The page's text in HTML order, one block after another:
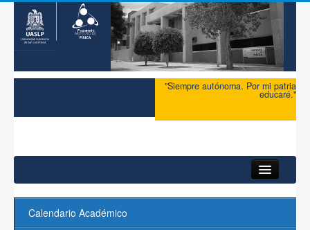
"Siempre autónoma. Por mi patria
educaré."
Maestría
Calendario Académico